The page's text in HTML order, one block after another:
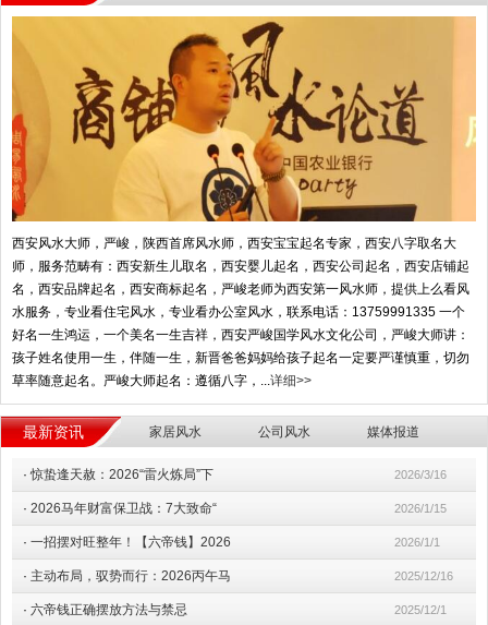
西安风水大师，严峻，陕西首席风水师，西安宝宝起名专家，西安八字取名大
师，服务范畴有：西安新生儿取名，西安婴儿起名，西安公司起名，西安店铺起
名，西安品牌起名，西安商标起名，严峻老师为西安第一风水师，提供上么看风
水服务，专业看住宅风水，专业看办公室风水，联系电话：13759991335 一个
好名一生鸿运，一个美名一生吉祥，西安严峻国学风水文化公司，严峻大师讲：
孩子姓名使用一生，伴随一生，新晋爸爸妈妈给孩子起名一定要严谨慎重，切勿
草率随意起名。严峻大师起名：遵循八字，...详细>>
最新资讯 家居风水 公司风水 媒体报道
·惊蛰逢天赦：2026“雷火炼局”下 2026/3/16
· 2026马年财富保卫战：7大致命“ 2026/1/15
· 一招摆对旺整年！【六帝钱】2026 2026/1/1
· 主动布局，驭势而行：2026丙午马 2025/12/16
· 六帝钱正确摆放方法与禁忌 2025/12/1